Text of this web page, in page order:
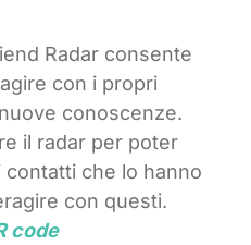
Radar consente
con i propri
conoscenze.
il radar per poter
che lo hanno
con questi.
code